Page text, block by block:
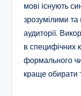
мові існують
зрозумілими
аудиторії.
в специфічних
формального
краще обирати